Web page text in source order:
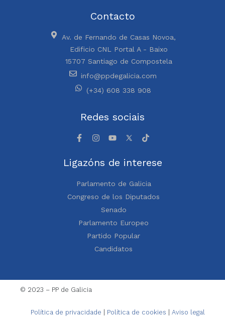
Contacto
Av. de Fernando de Casas Novoa,
Edificio CNL Portal A - Baixo
15707 Santiago de Compostela
info@ppdegalicia.com
(+34) 608 338 908
Redes sociais
Ligazóns de interese
Parlamento de Galicia
Congreso de los Diputados
Senado
Parlamento Europeo
Partido Popular
Candidatos
© 2023 – PP de Galicia
Política de privacidade Política de cookies Aviso legal